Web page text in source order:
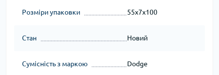
Розміри упаковки 55x7x100
Стан Новий
Сумісність з маркою Dodge